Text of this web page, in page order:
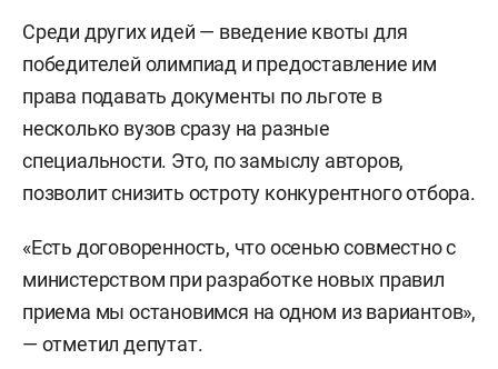
Среди других идей — введение квоты для
победителей олимпиад и предоставление им
права подавать документы по льготе в
несколько вузов сразу на разные
специальности. Это, по замыслу авторов,
позволит снизить остроту конкурентного отбора.
«Есть договоренность, что осенью совместно с
министерством при разработке новых правил
приема мы остановимся на одном из вариантов»,
— отметил депутат.